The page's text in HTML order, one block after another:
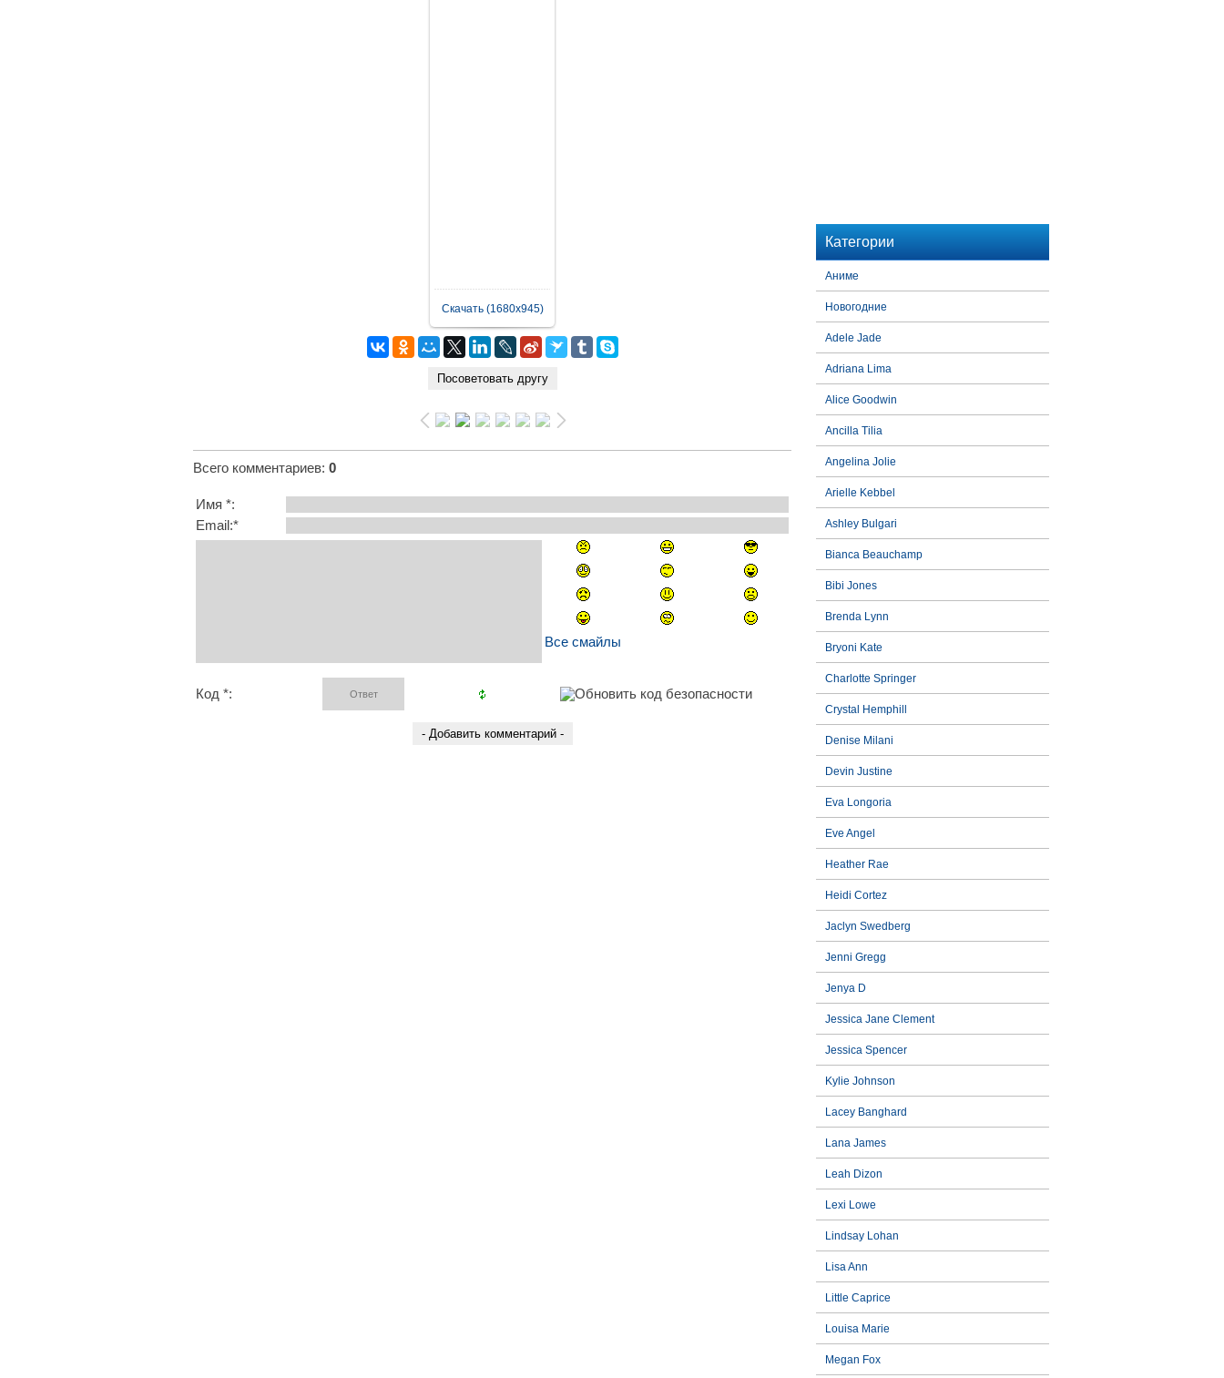
Скачать (1680x945)
Всего комментариев: 0
Имя *:
Email:*
Все смайлы
Код *:
Категории
Аниме
Новогодние
Adele Jade
Adriana Lima
Alice Goodwin
Ancilla Tilia
Angelina Jolie
Arielle Kebbel
Ashley Bulgari
Bianca Beauchamp
Bibi Jones
Brenda Lynn
Bryoni Kate
Charlotte Springer
Crystal Hemphill
Denise Milani
Devin Justine
Eva Longoria
Eve Angel
Heather Rae
Heidi Cortez
Jaclyn Swedberg
Jenni Gregg
Jenya D
Jessica Jane Clement
Jessica Spencer
Kylie Johnson
Lacey Banghard
Lana James
Leah Dizon
Lexi Lowe
Lindsay Lohan
Lisa Ann
Little Caprice
Louisa Marie
Megan Fox